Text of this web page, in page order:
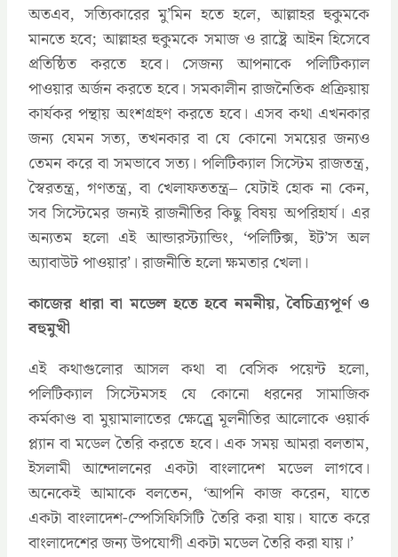
অতএব, সত্যিকারের মু’মিন হতে হলে, আল্লাহর হুকুমকে
মানতে হবে; আল্লাহর হুকুমকে সমাজ ও রাষ্ট্রে আইন হিসেবে
প্রতিষ্ঠিত করতে হবে। সেজন্য আপনাকে পলিটিক্যাল
পাওয়ার অর্জন করতে হবে। সমকালীন রাজনৈতিক প্রক্রিয়ায়
কার্যকর পন্থায় অংশগ্রহণ করতে হবে। এসব কথা এখনকার
জন্য যেমন সত্য, তখনকার বা যে কোনো সময়ের জন্যও
তেমন করে বা সমভাবে সত্য। পলিটিক্যাল সিস্টেম রাজতন্ত্র,
স্বৈরতন্ত্র, গণতন্ত্র, বা খেলাফততন্ত্র– যেটাই হোক না কেন,
সব সিস্টেমের জন্যই রাজনীতির কিছু বিষয় অপরিহার্য। এর
অন্যতম হলো এই আন্ডারস্ট্যান্ডিং, ‘পলিটিক্স, ইট’স অল
অ্যাবাউট পাওয়ার’। রাজনীতি হলো ক্ষমতার খেলা।
কাজের ধারা বা মডেল হতে হবে নমনীয়, বৈচিত্র্যপূর্ণ ও
বহুমুখী
এই কথাগুলোর আসল কথা বা বেসিক পয়েন্ট হলো,
পলিটিক্যাল সিস্টেমসহ যে কোনো ধরনের সামাজিক
কর্মকাণ্ড বা মুয়ামালাতের ক্ষেত্র্রে মূলনীতির আলোকে ওয়ার্ক
প্ল্যান বা মডেল তৈরি করতে হবে। এক সময় আমরা বলতাম,
ইসলামী আন্দোলনের একটা বাংলাদেশ মডেল লাগবে।
অনেকেই আমাকে বলতেন, ‘আপনি কাজ করেন, যাতে
একটা বাংলাদেশ-স্পেসিফিসিটি তৈরি করা যায়। যাতে করে
বাংলাদেশের জন্য উপযোগী একটা মডেল তৈরি করা যায়।’